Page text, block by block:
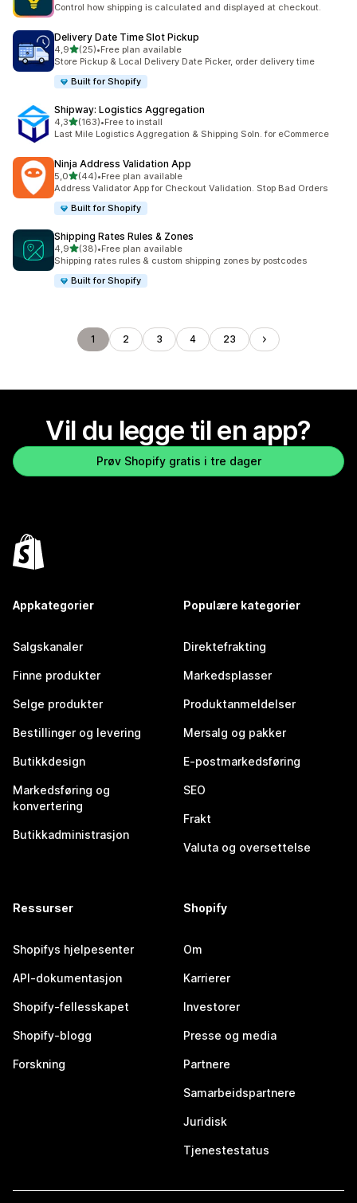
Control how shipping is calculated and displayed at checkout.
Delivery Date Time Slot Pickup
4,9av 5 stjerner
(25)
Totalt 25 omtaler
•Free plan available
Store Pickup & Local Delivery Date Picker, order delivery time
Built for Shopify
Shipway: Logistics Aggregation
4,3av 5 stjerner
(163)
Totalt 163 omtaler
•Free to install
Last Mile Logistics Aggregation & Shipping Soln. for eCommerce
Ninja Address Validation App
5,0av 5 stjerner
(44)
Totalt 44 omtaler
•Free plan available
Address Validator App for Checkout Validation. Stop Bad Orders
Built for Shopify
Shipping Rates Rules & Zones
4,9av 5 stjerner
(38)
Totalt 38 omtaler
•Free plan available
Shipping rates rules & custom shipping zones by postcodes
Built for Shopify
1 2 3 4 23
Vil du legge til en app?
Prøv Shopify gratis i tre dager
Appkategorier
Salgskanaler
Finne produkter
Selge produkter
Bestillinger og levering
Butikkdesign
Markedsføring og
konvertering
Butikkadministrasjon
Populære kategorier
Direktefrakting
Markedsplasser
Produktanmeldelser
Mersalg og pakker
E-postmarkedsføring
SEO
Frakt
Valuta og oversettelse
Ressurser
Shopifys hjelpesenter
API-dokumentasjon
Shopify-fellesskapet
Shopify-blogg
Forskning
Shopify
Om
Karrierer
Investorer
Presse og media
Partnere
Samarbeidspartnere
Juridisk
Tjenestestatus